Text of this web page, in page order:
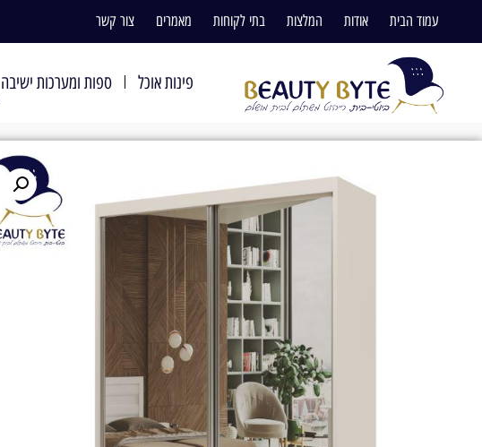
עמוד הבית אודות המלצות בתי לקוחות מאמרים צור קשר
פינות אוכל ספות ומערכות ישיבה